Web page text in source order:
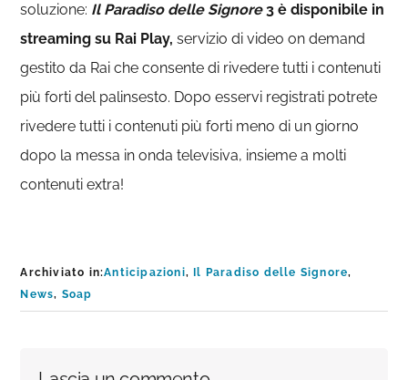
soluzione: Il Paradiso delle Signore3 è disponibile in
streaming su Rai Play, servizio di video on demand
gestito da Rai che consente di rivedere tutti i contenuti
più forti del palinsesto. Dopo esservi registrati potrete
rivedere tutti i contenuti più forti meno di un giorno
dopo la messa in onda televisiva, insieme a molti
contenuti extra!
Archiviato in:Anticipazioni, Il Paradiso delle Signore,
News, Soap
Interazioni